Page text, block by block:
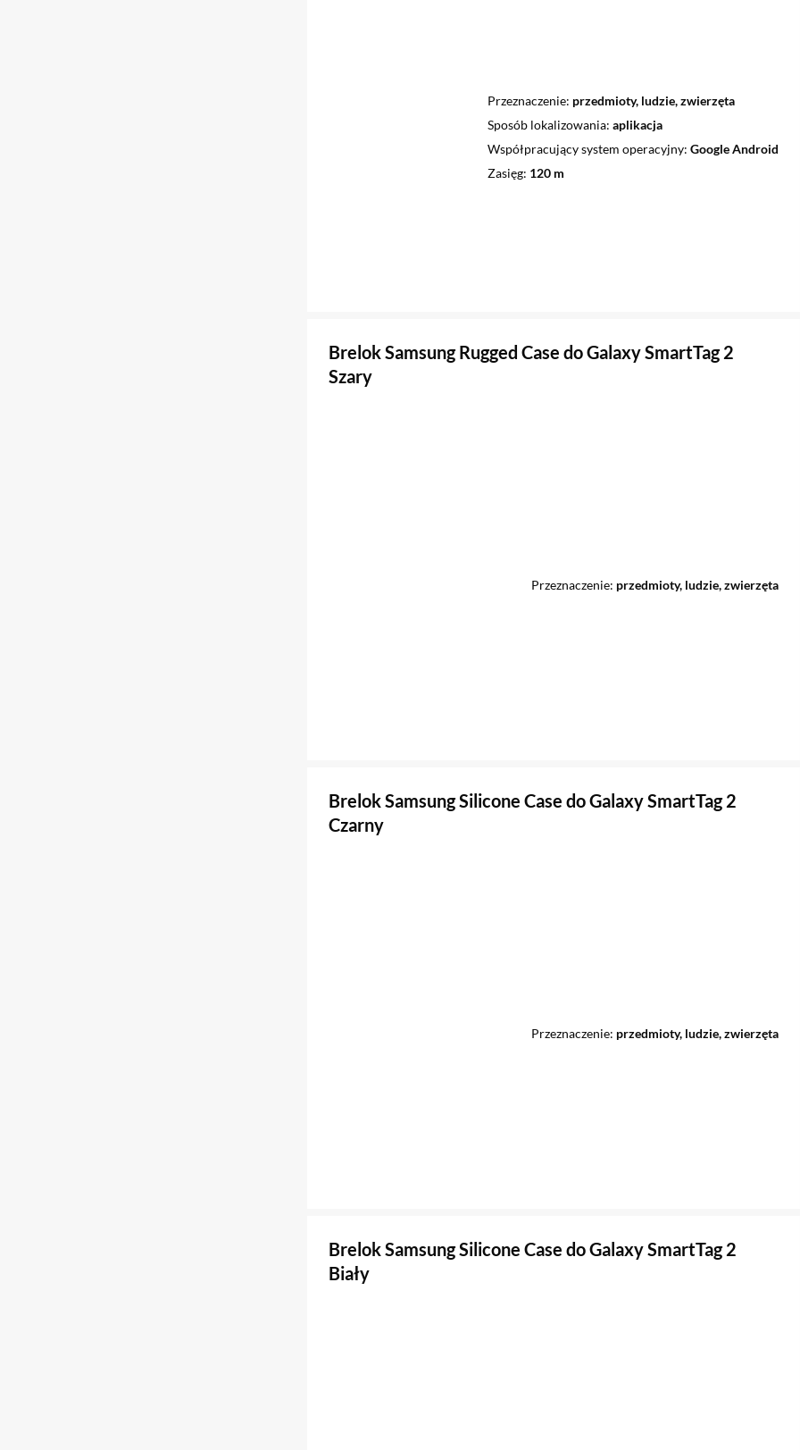
Przeznaczenie przedmioty, ludzie, zwierzęta
Sposób lokalizowania aplikacja
Współpracujący system operacyjny Google Android
Zasięg 120 m
Brelok Samsung Rugged Case do Galaxy SmartTag 2
Szary
Przeznaczenie przedmioty, ludzie, zwierzęta
Brelok Samsung Silicone Case do Galaxy SmartTag 2
Czarny
Przeznaczenie przedmioty, ludzie, zwierzęta
Brelok Samsung Silicone Case do Galaxy SmartTag 2
Biały